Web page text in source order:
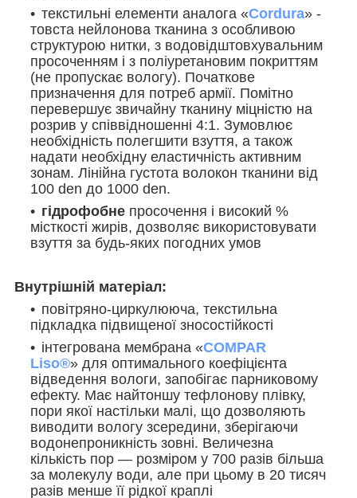
текстильні елементи аналога «Cordura» -
товста нейлонова тканина з особливою
структурою нитки, з водовідштовхувальним
просоченням і з поліуретановим покриттям
(не пропускає вологу). Початкове
призначення для потреб армії. Помітно
перевершує звичайну тканину міцністю на
розрив у співвідношенні 4:1. Зумовлює
необхідність полегшити взуття, а також
надати необхідну еластичність активним
зонам. Лінійна густота волокон тканини від
100 den до 1000 den.
гідрофобне просочення і високий %
місткості жирів, дозволяє використовувати
взуття за будь-яких погодних умов
Внутрішній матеріал:
повітряно-циркулююча, текстильна
підкладка підвищеної зносостійкості
інтегрована мембрана «COMPAR
Liso®» для оптимального коефіцієнта
відведення вологи, запобігає парниковому
ефекту. Має найтоншу тефлонову плівку,
пори якої настільки малі, що дозволяють
виводити вологу зсередини, зберігаючи
водонепроникність зовні. Величезна
кількість пор — розміром у 700 разів більша
за молекулу води, але при цьому в 20 тисяч
разів менше її рідкої краплі